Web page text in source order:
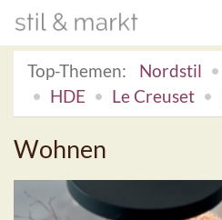
Top-Themen:
Nordstil
HDE
Le Creuset
Wohnen